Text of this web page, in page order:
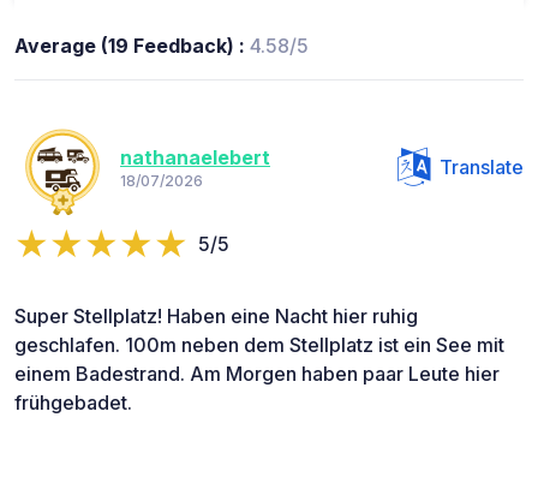
Average (19 Feedback) : 4.58/5
nathanaelebert
18/07/2026
Translate
5/5
Super Stellplatz! Haben eine Nacht hier ruhig
geschlafen. 100m neben dem Stellplatz ist ein See mit
einem Badestrand. Am Morgen haben paar Leute hier
frühgebadet.